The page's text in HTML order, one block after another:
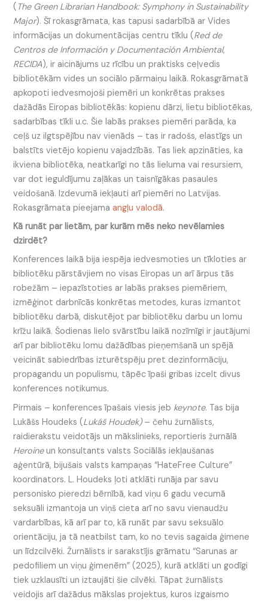
( The Green Librarian Handbook: Symphony in Sustainability
Major). Šī rokasgrāmata, kas tapusi sadarbībā ar Vides
informācijas un dokumentācijas centru tīklu (Red de
Centros de Información y Documentación Ambiental,
RECIDA), ir aicinājums uz rīcību un praktisks ceļvedis
bibliotēkām vides un sociālo pārmaiņu laikā. Rokasgrāmatā
apkopoti iedvesmojoši piemēri un konkrētas prakses
dažādās Eiropas bibliotēkās: kopienu dārzi, lietu bibliotēkas,
sadarbības tīkli u.c. Šie labās prakses piemēri parāda, ka
ceļš uz ilgtspējību nav vienāds – tas ir radošs, elastīgs un
balstīts vietējo kopienu vajadzībās. Tas liek apzināties, ka
ikviena bibliotēka, neatkarīgi no tās lieluma vai resursiem,
var dot ieguldījumu zaļākas un taisnīgākas pasaules
veidošanā. Izdevumā iekļauti arī piemēri no Latvijas.
Rokasgrāmata pieejamaangļu valodā.
Kā runāt par lietām, par kurām mēs neko nevēlamies
dzirdēt?
Konferences laikā bija iespēja iedvesmoties un tīkloties ar
bibliotēku pārstāvjiem no visas Eiropas un arī ārpus tās
robežām – iepazīstoties ar labās prakses piemēriem,
izmēģinot darbnīcās konkrētas metodes, kuras izmantot
bibliotēku darbā, diskutējot par bibliotēku darbu un lomu
krīžu laikā. Šodienas lielo svārstību laikā nozīmīgi ir jautājumi
arī par bibliotēku lomu dažādības pieņemšanā un spējā
veicināt sabiedrības izturētspēju pret dezinformāciju,
propagandu un populismu, tāpēc īpaši gribas izcelt divus
konferences notikumus.
Pirmais – konferences īpašais viesis jeb keynote. Tas bija
Lukāšs Houdeks (Lukáš Houdek)– čehu žurnālists,
raidierakstu veidotājs un mākslinieks, reportieris žurnālā
Heroineun konsultants valsts Sociālās iekļaušanas
aģentūrā, bijušais valsts kampaņas “HateFree Culture”
koordinators. L. Houdeks ļoti atklāti runāja par savu
personisko pieredzi bērnībā, kad viņu 6 gadu vecumā
seksuāli izmantoja un viņš cieta arī no savu vienaudžu
vardarbības, kā arī par to, kā runāt par savu seksuālo
orientāciju, ja tā neatbilst tam, ko no tevis sagaida ģimene
un līdzcilvēki. Žurnālists ir sarakstījis grāmatu “Sarunas ar
pedofiliem un viņu ģimenēm” (2025), kurā atklāti un godīgi
tiek uzklausīti un iztaujāti šie cilvēki. Tāpat žurnālists
veidojis arī dažādus mākslas projektus, kuros izgaismo